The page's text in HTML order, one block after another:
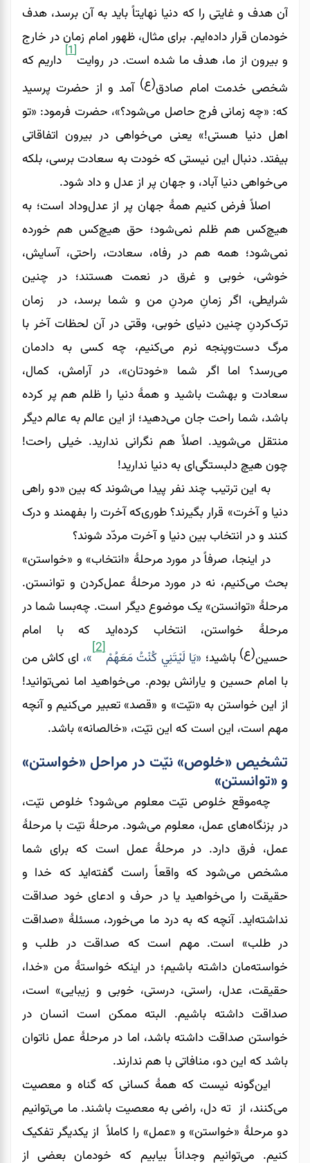
آن هدف و غایتی را که دنیا نهایتاً باید به آن برسد، هدف
خودمان قرار داده‌ایم. برای مثال، ظهور امام زمان در خارج
و بیرون از ما، هدف ما شده است. در روایت[1]
داریم که
شخصی خدمت امام صادق(ع)آمد و از حضرت پرسید
که: «چه زمانی فرج حاصل می‌شود؟»، حضرت فرمود: «تو
اهل دنیا هستی!» یعنی می‌‌‌‌‌‌خواهی در بیرون اتفاقاتی
بیفتد. دنبال این نیستی که خودت به سعادت برسی، بلکه
می‌خواهی دنیا آباد، و جهان پر از عدل و داد شود.
اصلاً فرض کنیم همۀ جهان پر از عدل‌و‌داد است؛ به
هیچ‌کس هم ظلم نمی‌شود؛ حق هیچ‌کس هم خورده
نمی‌شود؛ همه هم در رفاه، سعادت، راحتی، آسایش،
خوشی، خوبی و غرق در نعمت هستند؛ در چنین
شرایطی، اگر زمانِ مردنِ من و شما برسد، در زمان
ترک‌کردنِ چنین دنیای خوبی، وقتی در آن لحظات آخر با
مرگ دست‌و‌پنجه نرم می‌کنیم، چه کسی به دادمان
می‌‌‌‌‌‌رسد؟ اما اگر شما «خودتان»، در آرامش، کمال،
سعادت و بهشت باشید و همۀ دنیا را ظلم هم پر کرده
باشد، شما راحت جان می‌‌‌‌‌‌دهید؛ از این عالم به عالم دیگر
منتقل می‌‌‌‌‌‌شوید. اصلاً هم نگرانی ندارید. خیلی راحت!
چون هیچ دلبستگی‌ای به دنیا ندارید!
به این ترتیب چند نفر پیدا می‌شوند که بین «دو راهی
دنیا و آخرت» قرار بگیرند؟ طوری‌که آخرت را بفهمند و درک
کنند و در انتخاب بین دنیا و آخرت مردّد شوند؟
در اینجا، صرفاً در مورد مرحلۀ «انتخاب» و «خواستن»
بحث می‌کنیم، نه در مورد مرحلۀ عمل‌کردن و توانستن.
مرحلۀ «توانستن» یک موضوع دیگر است. چه‌بسا شما در
مرحلۀ خواستن، انتخاب کرد‌ه‌اید که با امام
حسین(ع) باشید؛ «يَا لَيْتَنِي كُنْتُ مَعَهُمْ
[2]
»، ای کاش من
با امام حسین و یارانش بودم. می‌خواهید اما نمی‌توانید!
از این خواستن به «نیّت» و «قصد» تعبیر می‌‌‌‌‌‌کنیم و آنچه
مهم است، این است که این نیّت، «خالصانه» باشد.
تشخیص «خلوص» نیّت در مراحل «خواستن»
و «توانستن»
چه‌موقع خلوص نیّت معلوم می‌‌‌‌‌‌شود؟ خلوص نیّت،
در بزنگاه‌های عمل، معلوم می‌شود. مرحلۀ نیّت با مرحلۀ
عمل، فرق دارد. در مرحلۀ عمل است که برای شما
مشخص می‌شود که واقعاً راست گفته‌اید که خدا و
حقیقت را می‌خواهید یا در حرف و ادعای خود صداقت
نداشته‌اید. آنچه که به درد ما می‌خورد، مسئلۀ «صداقت
در طلب» است. مهم است که صداقت در طلب و
خواسته‌مان داشته باشیم؛ در اینکه خواستۀ من «خدا،
حقیقت، عدل، راستی، درستی، خوبی و زیبایی» است،
صداقت داشته باشیم. البته ممکن است انسان در
خواستن صداقت داشته باشد، اما در مرحلۀ عمل ناتوان
باشد که این دو، منافاتی با هم ندارند.
این‌گونه نیست که همۀ کسانی که گناه و معصیت
می‌کنند، از ته دل، راضی به معصیت باشند. ما می‌‌‌‌‌‌توانیم
دو مرحلۀ «خواستن» و «عمل» را کاملاً از یکدیگر تفکیک
کنیم. می‌توانیم وجداناً بیابیم که خودمان بعضی از